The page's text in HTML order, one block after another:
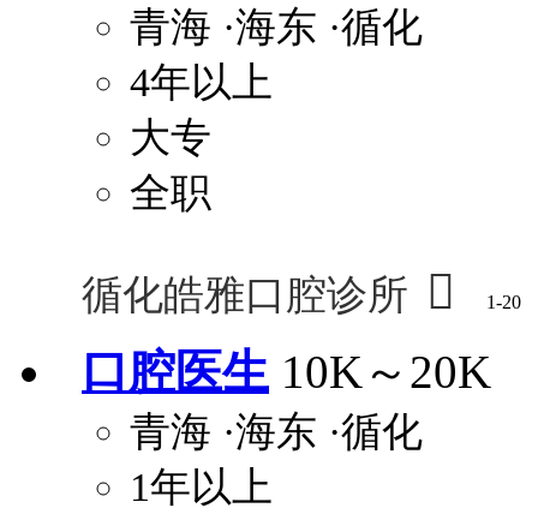
包住 包吃 住房补贴
定期团建 节日福利
解决户口
员工旅游
青海 ·海东 ·循化
4年以上
大专
全职
循化皓雅口腔诊所  1-20
口腔医生 10K～20K
青海 ·海东 ·循化
1年以上